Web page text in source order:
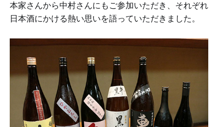
本家さんから中村さんにもご参加いただき、それぞれ
日本酒にかける熱い思いを語っていただきました。